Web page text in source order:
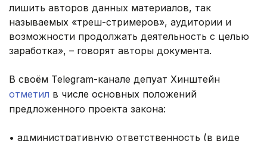
лишить авторов данных материалов, так
называемых «треш-стримеров», аудитории и
возможности продолжать деятельность с целью
заработка», – говорят авторы документа.
В своём Telegram-канале депуат Хинштейн
отметил в числе основных положений
предложенного проекта закона:
• административную ответственность (в виде